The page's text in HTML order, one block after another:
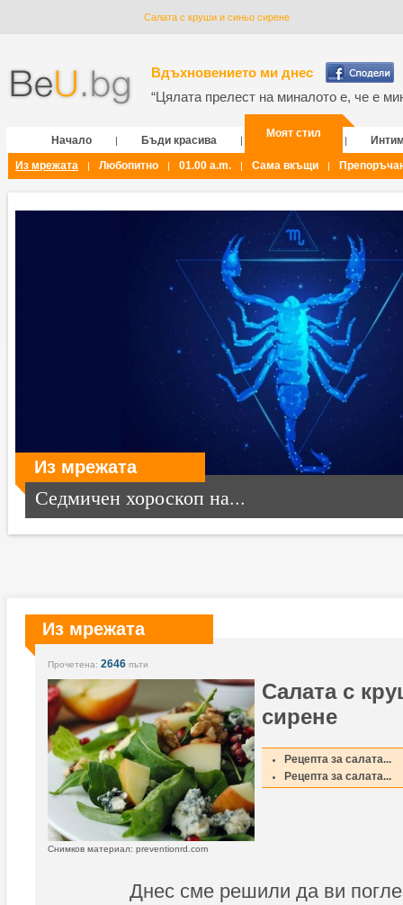
Салата с круши и синьо сирене
Вдъхновението ми днес
“Цялата прелест на миналото е, че е
Начало | Бъди красива |
Моят стил
|
Из мрежата
| Любопитно | 01.00 a.m. | Сама вкъщи |
Из мрежата
Седмичен хороскоп на...
Из мрежата
Прочетена: 2646 пъти
Салата с
сирене
Рецепта за салата...
Рецепта за салата...
Снимков материал: preventionrd.com
Днес сме решили да ви